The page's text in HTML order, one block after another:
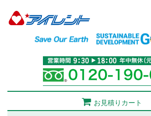
お見積りカート